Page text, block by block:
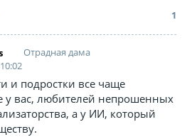
1
Отрадная дама
и подростки все чаще
у вас, любителей непрошенных
а у ИИ, который